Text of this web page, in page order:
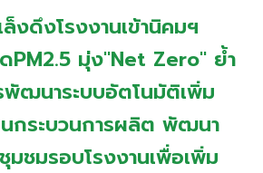
งดึงโรงงานเข้านิคมฯ
มุ่ง"Net Zero" ย้ำ
พัฒนาระบบอัตโนมัติเพิ่ม
นกระบวนการผลิต พัฒนา
มชมรอบโรงงานเพื่อเพิ่ม